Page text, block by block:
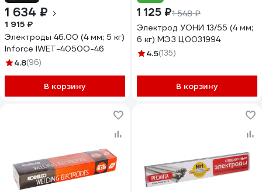
1 634 ₽
1 915 ₽
Электроды 46.00 (4 мм; 5 кг)
Inforce IWET-4050O-46
4.8(96)
В корзину
1 125 ₽1 548 ₽
Электрод УОНИ 13/55 (4 мм;
6 кг) МЭЗ Ц0031994
4.5(135)
В корзину